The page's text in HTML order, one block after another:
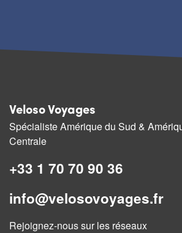
Veloso Voyages
Spécialiste Amérique du Sud &
Centrale
+33 1 70 70 90 36
info@velosovoyages.fr
Rejoignez-nous sur les réseaux